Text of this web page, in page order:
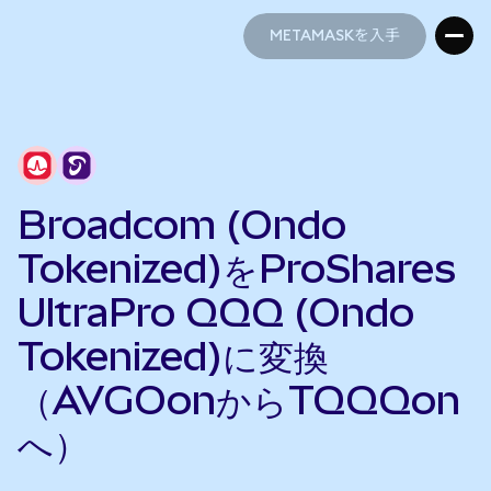
METAMASKを入手
Broadcom (Ondo
Tokenized)をProShares
UltraPro QQQ (Ondo
Tokenized)に変換
（AVGOonからTQQQon
へ）